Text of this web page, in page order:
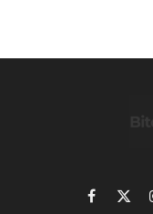
Facebook
X